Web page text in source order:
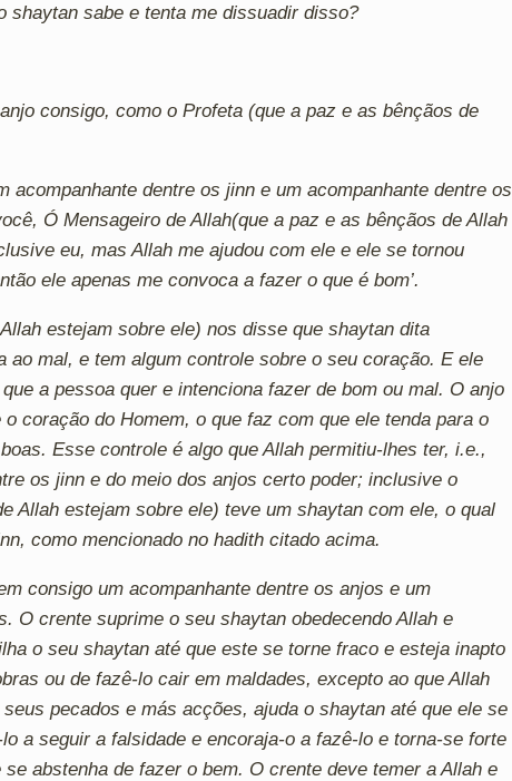
shaytan sabe e tenta me dissuadir disso?
consigo, como o Profeta (que a paz e as bênçãos de
acompanhante dentre os jinn e um acompanhante dentre os
Ó Mensageiro de Allah(que a paz e as bênçãos de Allah
eu, mas Allah me ajudou com ele e ele se tornou
ele apenas me convoca a fazer o que é bom’.
estejam sobre ele) nos disse que shaytan dita
ao mal, e tem algum controle sobre o seu coração. E ele
a pessoa quer e intenciona fazer de bom ou mal. O anjo
coração do Homem, o que faz com que ele tenda para o
Esse controle é algo que Allah permitiu-lhes ter, i.e.,
os jinn e do meio dos anjos certo poder; inclusive o
Allah estejam sobre ele) teve um shaytan com ele, o qual
como mencionado no hadith citado acima.
consigo um acompanhante dentre os anjos e um
O crente suprime o seu shaytan obedecendo Allah e
o seu shaytan até que este se torne fraco e esteja inapto
ou de fazê-lo cair em maldades, excepto ao que Allah
pecados e más acções, ajuda o shaytan até que ele se
a seguir a falsidade e encoraja-o a fazê-lo e torna-se forte
abstenha de fazer o bem. O crente deve temer a Allah e